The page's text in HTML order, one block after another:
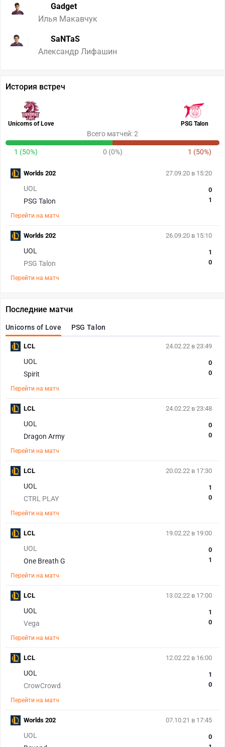
Gadget
Илья Макавчук
SaNTaS
Александр Лифашин
История встреч
Unicorns of Love PSG Talon
Всего матчей: 2
1 (50%) 0 (0%) 1 (50%)
27.09.20 в 15:20
UOL
PSG Talon
0
1
Перейти на матч
Worlds 202
26.09.20 в 15:10
UOL
PSG Talon
1
0
Перейти на матч
Worlds 202
Последние матчи
Unicorns of Love PSG Talon
24.02.22 в 23:49
UOL
Spirit
0
0
Перейти на матч
LCL
24.02.22 в 23:48
UOL
Dragon Army
0
0
Перейти на матч
LCL
20.02.22 в 17:30
UOL
CTRL PLAY
1
0
Перейти на матч
LCL
19.02.22 в 19:00
UOL
One Breath G
0
1
Перейти на матч
LCL
13.02.22 в 17:00
UOL
Vega
1
0
Перейти на матч
LCL
12.02.22 в 16:00
UOL
CrowCrowd
1
0
Перейти на матч
LCL
07.10.21 в 17:45
UOL
0
Worlds 202